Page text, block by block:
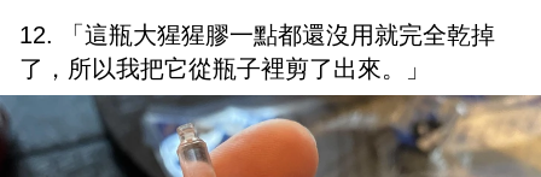
12. 「這瓶大猩猩膠一點都還沒用就完全乾掉
了，所以我把它從瓶子裡剪了出來。」